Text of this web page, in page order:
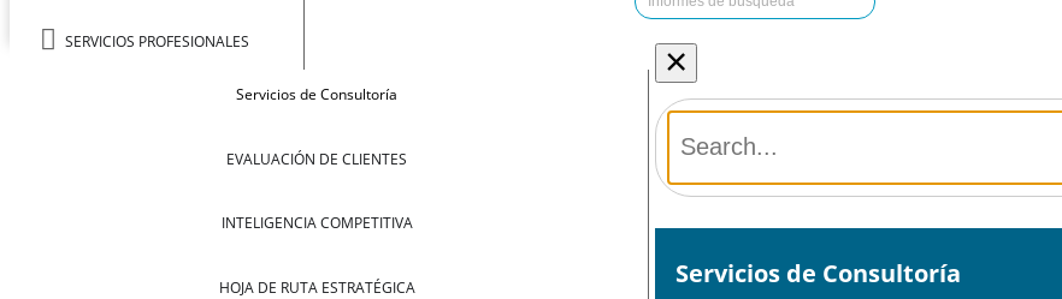
SERVICIOS PROFESIONALES
Servicios de Consultoría
EVALUACIÓN DE CLIENTES
INTELIGENCIA COMPETITIVA
HOJA DE RUTA ESTRATÉGICA
×
Servicios de Consultoría